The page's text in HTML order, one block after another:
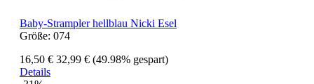
Baby-Strampler hellblau Nicki Esel
Größe: 074
16,50 € 32,99 € (49.98% gespart)
Details